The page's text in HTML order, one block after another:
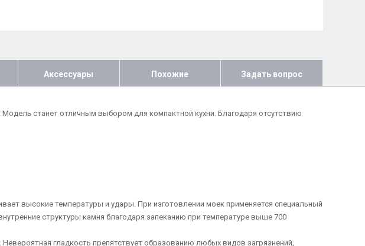
Аксессуары Похожие Задать вопрос
станет отличным выбором для компактной кухни. Благодаря отсутствию
высокие температуры и удары. При изготовлении моек применяется специальный
структуры камня благодаря запеканию при температуре выше 700
гладкость препятствует образованию любых видов загрязнений,